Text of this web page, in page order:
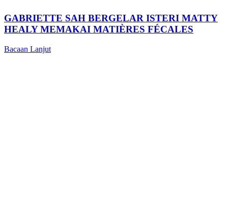
GABRIETTE SAH BERGELAR ISTERI MATTY
HEALY MEMAKAI MATIÈRES FÉCALES
Bacaan Lanjut